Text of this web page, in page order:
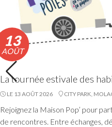
Etang du Moulin Neuf :
13
AOÛT
La tournée estivale des
LE 13 AOÛT 2026 CITY PARK,
Rejoignez la Maison Pop’ pour
de rencontres. Entre échanges,